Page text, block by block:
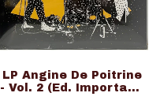
LP Angine De Poitrine
- Vol. 2 (Ed. Importado